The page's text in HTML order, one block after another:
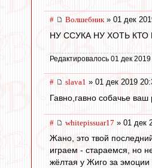
# Волшебник » 01 дек
НУ ССУКА НУ ХОТЬ
Редактировалось 01 дек
# slava1 » 01 дек 2019
Гавно,гавно собачье ваш
# whitepissuar17 » 01 дек
Жано, это твой
играем - стараемся, но
жёлтая у Жиго за